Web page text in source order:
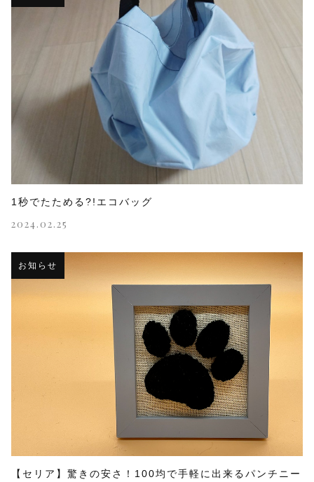
1秒でたためる?!エコバッグ
2024.02.25
お知らせ
【セリア】驚きの安さ！100均で手軽に出来るパンチニー